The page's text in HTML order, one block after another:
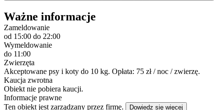
Ważne informacje
Zameldowanie
od 15:00 do 22:00
Wymeldowanie
do 11:00
Zwierzęta
Akceptowane psy i koty do 10 kg. Opłata: 75 zł / noc / zwierzę.
Kaucja zwrotna
Obiekt nie pobiera kaucji.
Informacje prawne
Ten obiekt jest zarządzany przez firmę.
Dowiedz się więcej